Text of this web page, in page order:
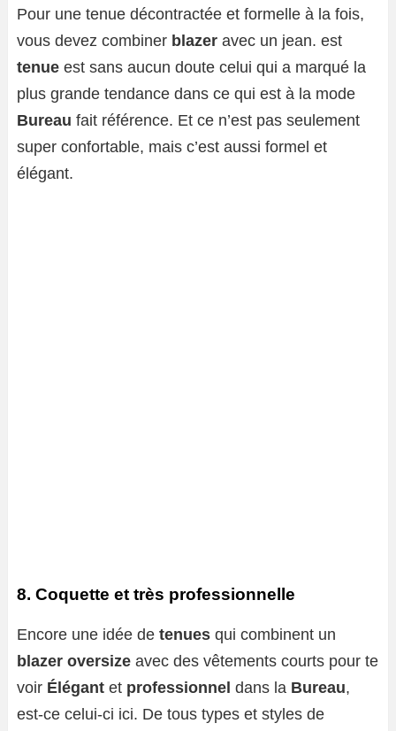
Pour une tenue décontractée et formelle à la fois,
vous devez combiner blazer avec un jean. est
tenue est sans aucun doute celui qui a marqué la
plus grande tendance dans ce qui est à la mode
Bureau fait référence. Et ce n’est pas seulement
super confortable, mais c’est aussi formel et
élégant.
8. Coquette et très professionnelle
Encore une idée de tenues qui combinent un
blazer oversize avec des vêtements courts pour te
voir Élégant et professionnel dans la Bureau,
est-ce celui-ci ici. De tous types et styles de